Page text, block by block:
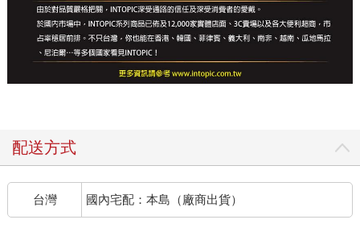
配送方式
台灣 國內宅配：本島（廠商出貨）